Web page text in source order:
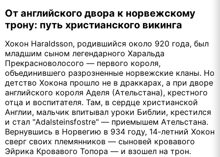
От английского двора к норвежскому
трону: путь христианского викинга
Хокон Haraldsson, родившийся около 920 года, был
младшим сыном легендарного Харальда
Прекрасноволосого — первого короля,
объединившего разрозненные норвежские кланы. Но
детство Хокона прошло не в драккарах, а при дворе
английского короля Аделя (Ательстана), крестного
отца и воспитателя. Там, в сердце христианской
Англии, мальчик впитывал уроки Библии, крестился
и стал "Adalsteinsfostre" — приемышем Ательстана.
Вернувшись в Норвегию в 934 году, 14-летний Хокон
сверг своих племянников — сыновей кровавого
Эйрика Кровавого Топора — и взошел на трон.